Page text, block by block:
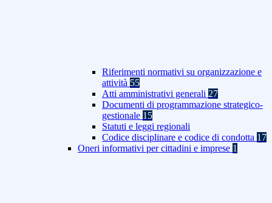
Riferimenti normativi su organizzazione e
attività 55
Atti amministrativi generali 27
Documenti di programmazione strategico-
gestionale 15
Statuti e leggi regionali
Codice disciplinare e codice di condotta 17
Oneri informativi per cittadini e imprese 1